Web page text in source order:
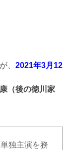
、2021年3月12
（後の徳川家
独主演を務